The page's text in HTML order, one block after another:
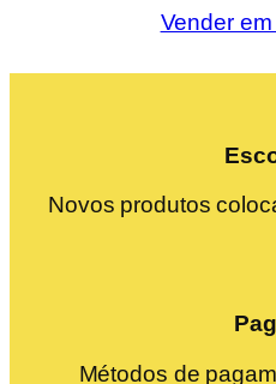
Vender
Novos produtos
Métodos de